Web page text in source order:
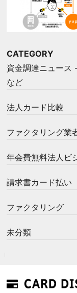
CATEGORY
資金調達ニュース
など
法人カード比較
ファクタリング業
年会費無料法人ビ
請求書カード払い
ファクタリング
未分類